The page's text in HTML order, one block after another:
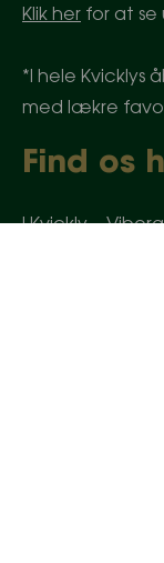
Klik her for at se
*I hele Kvicklys
med lækre
Find os
I Kvickly –